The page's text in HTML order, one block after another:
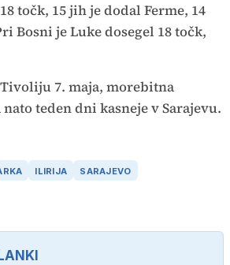
točk, 15 jih je dodal Ferme, 14
Bosni je Luke dosegel 18 točk,
7. maja, morebitna
teden dni kasneje v Sarajevu.
ILIRIJA SARAJEVO